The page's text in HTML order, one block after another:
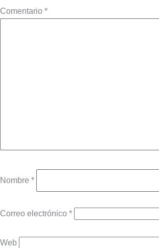
Comentario *
Nombre *
Correo electrónico *
Web